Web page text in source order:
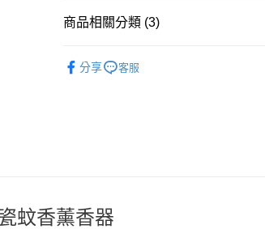
運送方式
每筆NT$65，滿NT$999(含以上)免運費
商品相關分類 (3)
分享 客服
蚊香薰香器